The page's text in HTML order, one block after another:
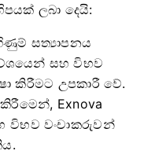
ලබා දෙයි:
සත්‍යාපනය
සහ විභව
කිරීමට උපකාරී වේ.
Exnova
විභව වංචාකරුවන්